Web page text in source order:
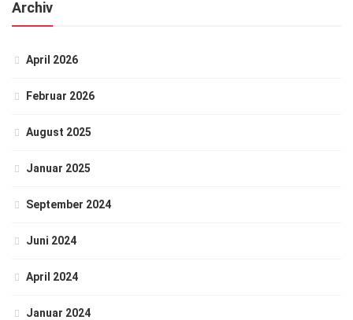
Archiv
April 2026
Februar 2026
August 2025
Januar 2025
September 2024
Juni 2024
April 2024
Januar 2024